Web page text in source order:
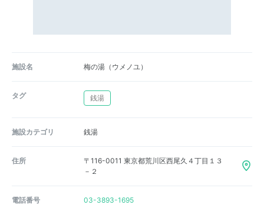
施設名 梅の湯（ウメノユ）
タグ 銭湯
施設カテゴリ 銭湯
住所
〒116-0011 東京都荒川区西尾久４丁目１３
－２
電話番号 03-3893-1695